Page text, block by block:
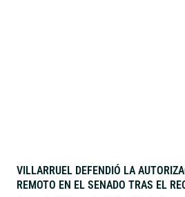
VILLARRUEL DEFENDIÓ LA
REMOTO EN EL SENADO TRAS EL